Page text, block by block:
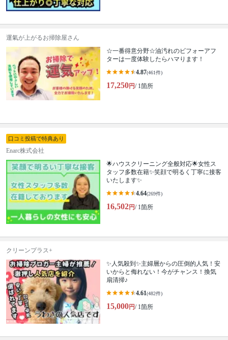
運氣が上がるお掃除屋さん
☆一番得意分野☆油汚れのビフォーアフ
ターは一度体験したらハマります！
4.87(461件)
17,250円/ 1箇所
口コミ投稿で特典あり
Enarc株式会社
🌟ハウスクリーニング全般対応🌟女性ス
タッフ多数在籍✨笑顔で明るく丁寧に接客
いたします✨
4.64(269件)
16,502円/ 1箇所
クリーンプラス+
✨人気殺到✨主婦層からの圧倒的人気！安
いからと侮れない！今がチャンス！換気
扇清掃♪
4.61(482件)
15,000円/ 1箇所